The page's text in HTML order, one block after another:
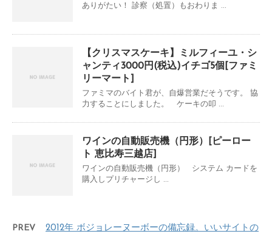
ありがたい！ 診察（処置）もおわりま ...
【クリスマスケーキ】ミルフィーユ・シ
ャンティ3000円(税込)イチゴ5個[ファミ
リーマート]
ファミマのバイト君が、自爆営業だそうです。 協
力することにしました。 ケーキの叩 ...
ワインの自動販売機（円形）[ピーロー
ト 恵比寿三越店]
ワインの自動販売機（円形） システム カードを
購入しプリチャージし ...
PREV
2012年 ボジョレーヌーボーの備忘録。いいサイトの